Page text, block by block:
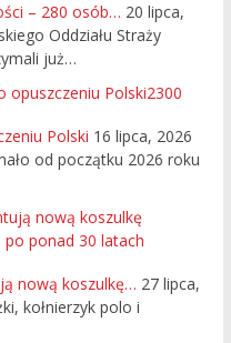
– 280 osób… 20 lipca,
Oddziału Straży
już…
2300
Polski 16 lipca, 2026
od początku 2026 roku
nową koszulkę… 27 lipca,
kołnierzyk polo i